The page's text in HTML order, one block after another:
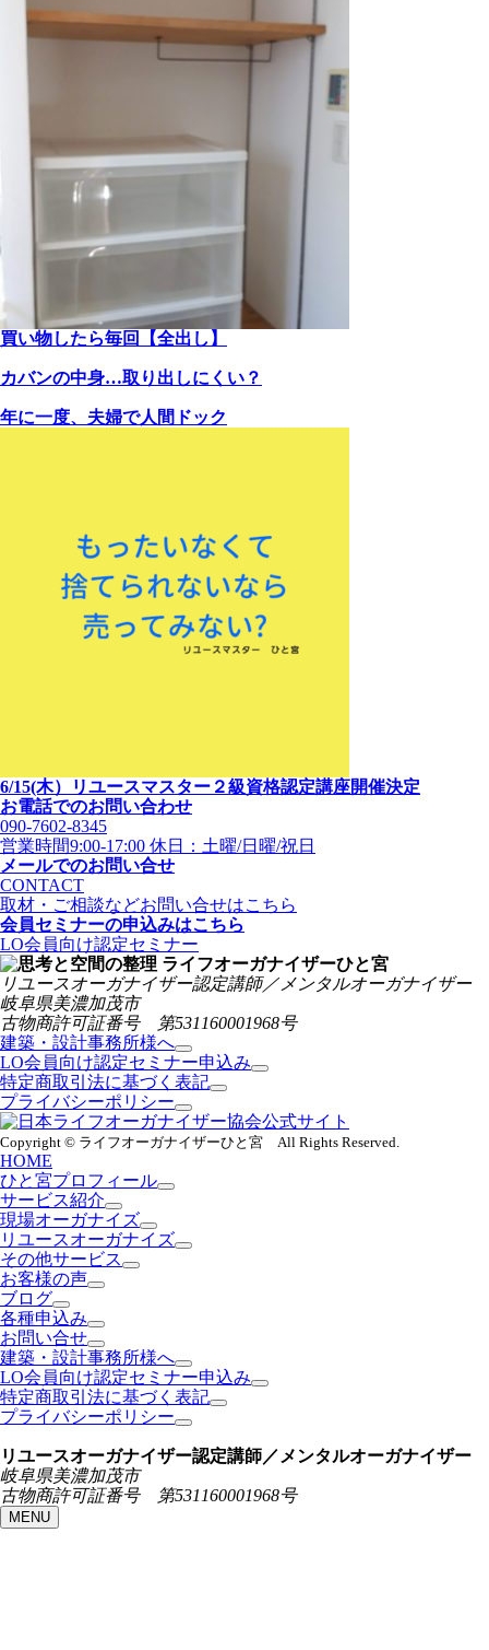
買い物したら毎回【全出し】
カバンの中身…取り出しにくい？
年に一度、夫婦で人間ドック
6/15(木）リユースマスター２級資格認定講座開催決定
お電話でのお問い合わせ
090-7602-8345
営業時間9:00-17:00 休日：土曜/日曜/祝日
メールでのお問い合せ
CONTACT
取材・ご相談などお問い合せはこちら
会員セミナーの申込みはこちら
LO会員向け認定セミナー
リユースオーガナイザー認定講師／メンタルオーガナイザー
岐阜県美濃加茂市
古物商許可証番号 第531160001968号
建築・設計事務所様へ
LO会員向け認定セミナー申込み
特定商取引法に基づく表記
プライバシーポリシー
Copyright © ライフオーガナイザーひと宮 All Rights Reserved.
HOME
ひと宮プロフィール
サービス紹介
現場オーガナイズ
リユースオーガナイズ
その他サービス
お客様の声
ブログ
各種申込み
お問い合せ
建築・設計事務所様へ
LO会員向け認定セミナー申込み
特定商取引法に基づく表記
プライバシーポリシー
リユースオーガナイザー認定講師／メンタルオーガナイザー
岐阜県美濃加茂市
古物商許可証番号 第531160001968号
MENU